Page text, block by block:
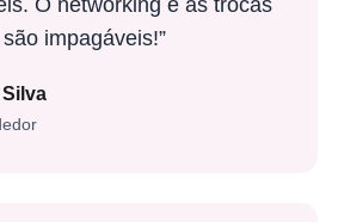
impagáveis!”